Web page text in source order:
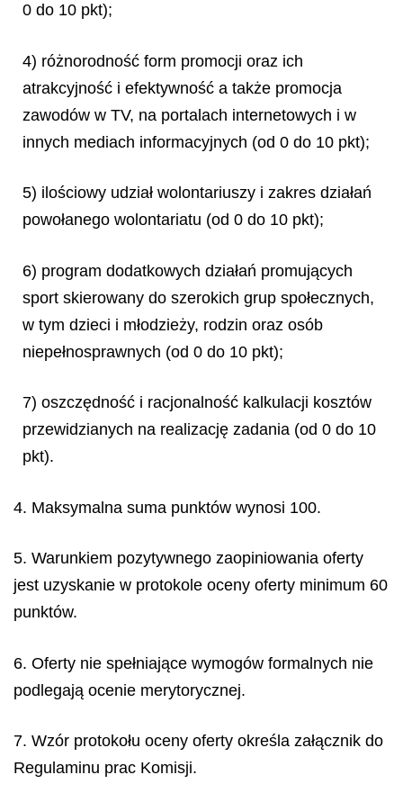
0 do 10 pkt);
4) różnorodność form promocji oraz ich
atrakcyjność i efektywność a także promocja
zawodów w TV, na portalach internetowych i w
innych mediach informacyjnych (od 0 do 10 pkt);
5) ilościowy udział wolontariuszy i zakres działań
powołanego wolontariatu (od 0 do 10 pkt);
6) program dodatkowych działań promujących
sport skierowany do szerokich grup społecznych,
w tym dzieci i młodzieży, rodzin oraz osób
niepełnosprawnych (od 0 do 10 pkt);
7) oszczędność i racjonalność kalkulacji kosztów
przewidzianych na realizację zadania (od 0 do 10
pkt).
4. Maksymalna suma punktów wynosi 100.
5. Warunkiem pozytywnego zaopiniowania oferty
jest uzyskanie w protokole oceny oferty minimum 60
punktów.
6. Oferty nie spełniające wymogów formalnych nie
podlegają ocenie merytorycznej.
7. Wzór protokołu oceny oferty określa załącznik do
Regulaminu prac Komisji.